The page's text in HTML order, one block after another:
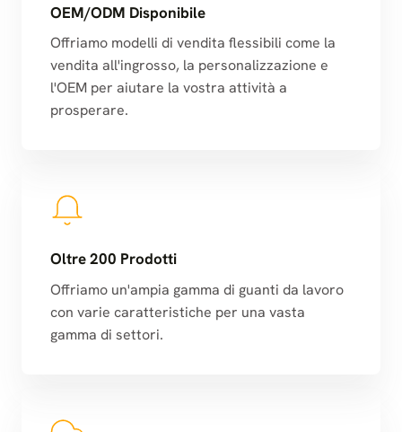
OEM/ODM Disponibile
Offriamo modelli di vendita flessibili come la
vendita all'ingrosso, la personalizzazione e
l'OEM per aiutare la vostra attività a
prosperare.
Oltre 200 Prodotti
Offriamo un'ampia gamma di guanti da lavoro
con varie caratteristiche per una vasta
gamma di settori.